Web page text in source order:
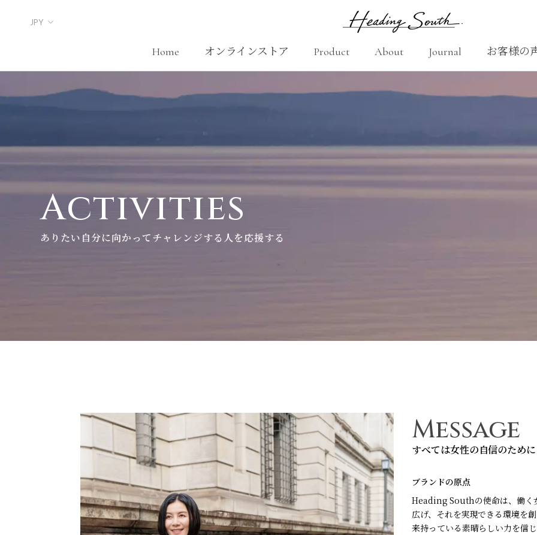
Home
オンラインストア
Product
About
Journal
お客様の
Activities
ありたい自分に向かってチャレンジする人を応援する
Message
すべては女性の自信のために
ブランドの原点
Heading Southの使命は、働く
広げ、それを実現できる環境を
来持っている素晴らしい力を信